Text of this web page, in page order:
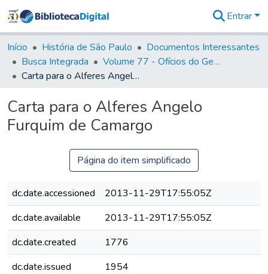
&
Coleções
Tudo na
Biblioteca
Estatísticas
Entrar
Início História de São Paulo
Documentos Interessantes
Busca Integrada
Volume 77 - Ofícios do General Martim Lopes Lobo de Saldanha (Governador da Capitania): 1776-1777
Carta para o Alferes Angelo Furquim de Camargo
Carta para o Alferes Angelo
Furquim de Camargo
Página do item simplificado
dc.date.accessioned
2013-11-29T17:55:05Z
dc.date.available
2013-11-29T17:55:05Z
dc.date.created
1776
dc.date.issued
1954